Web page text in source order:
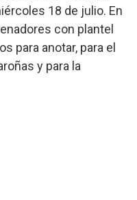
18 de julio. En
con plantel
para anotar, para el
y para la